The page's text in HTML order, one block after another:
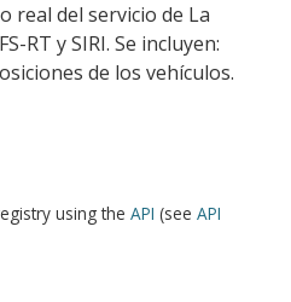
real del servicio de La
RT y SIRI. Se incluyen:
de los vehículos.
using the API (see API